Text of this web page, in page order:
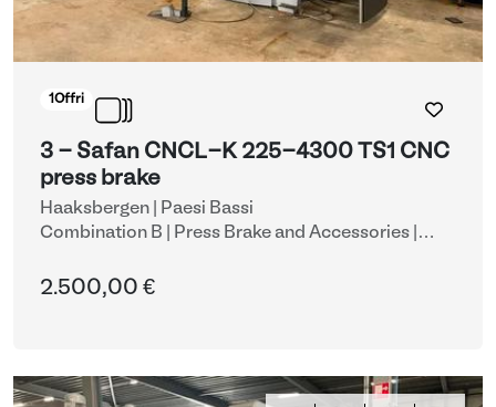
1 Offri
3 - Safan CNCL-K 225-4300 TS1 CNC
press brake
Haaksbergen | Paesi Bassi
Combination B | Press Brake and Accessories
2.500,00 €